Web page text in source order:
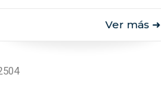
Ver más ➜